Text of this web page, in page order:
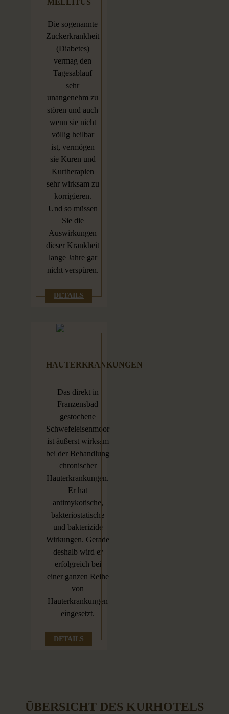
Die sogenannte
Zuckerkrankheit
(Diabetes)
vermag den
Tagesablauf
sehr
unangenehm zu
stören und auch
wenn sie nicht
völlig heilbar
ist, vermögen
sie Kuren und
Kurtherapien
sehr wirksam zu
korrigieren.
Und so müssen
Sie die
Auswirkungen
dieser Krankheit
lange Jahre gar
nicht verspüren.
DETAILS
HAUTERKRANKUNGEN
Das direkt in
Franzensbad
gestochene
Schwefeleisenmoor
ist äußerst wirksam
bei der Behandlung
chronischer
Hauterkrankungen.
Er hat
antimykotische,
bakteriostatische
und bakterizide
Wirkungen. Gerade
deshalb wird er
erfolgreich bei
einer ganzen Reihe
von
Hauterkrankungen
eingesetzt.
DETAILS
ÜBERSICHT DES KURHOTELS